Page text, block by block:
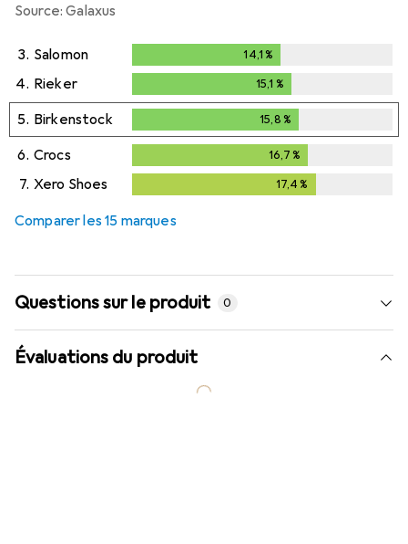
Source: Galaxus
3. Salomon 14,1 %
4. Rieker 15,1 %
5. Birkenstock 15,8 %
6. Crocs 16,7 %
7. Xero Shoes 17,4 %
Comparer les 15 marques
Questions sur le produit 0
Évaluations du produit